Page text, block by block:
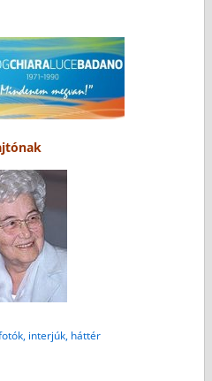
interjúk, háttér